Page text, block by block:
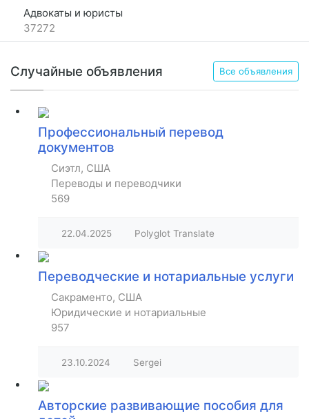
Адвокаты и юристы
37272
Случайные объявления Все объявления
Профессиональный перевод
документов
Сиэтл, США
Переводы и переводчики
569
22.04.2025 Polyglot Translate
Переводческие и нотариальные услуги
Сакраменто, США
Юридические и нотариальные
957
23.10.2024 Sergei
Авторские развивающие пособия для